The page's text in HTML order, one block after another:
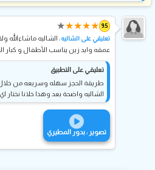
9.5
★
★
★
★
★
تعليقي على الشاليه: الشاليه
عمقه وايد زين يناسب الأطفال و كبار
تعليقي على التطبيق
طريقة الحجز سهله وسريعه من
الشاليه واضحة بعد وهذا خلانا نختار
تصوير : بدور المطيري